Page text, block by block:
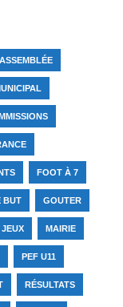
ASSEMBLÉE
FOOT À 7
BUT GOUTER
JEUX MAIRIE
PEF U11
RÉSULTATS